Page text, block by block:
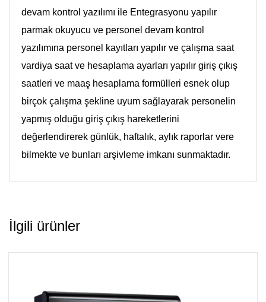
devam kontrol yazılımı ile Entegrasyonu yapılır
parmak okuyucu ve personel devam kontrol
yazılımına personel kayıtları yapılır ve çalışma saat
vardiya saat ve hesaplama ayarları yapılır giriş çıkış
saatleri ve maaş hesaplama formülleri esnek olup
birçok çalışma şekline uyum sağlayarak personelin
yapmış olduğu giriş çıkış hareketlerini
değerlendirerek günlük, haftalık, aylık raporlar vere
bilmekte ve bunları arşivleme imkanı sunmaktadır.
İlgili ürünler